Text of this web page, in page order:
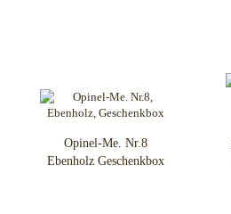
Opinel-Me. Nr.8
Ebenholz Geschenkbox